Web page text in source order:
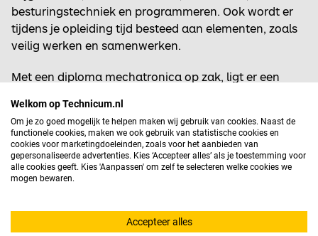
besturingstechniek en programmeren. Ook wordt er
tijdens je opleiding tijd besteed aan elementen, zoals
veilig werken en samenwerken.
Met een diploma mechatronica op zak, ligt er een
kunt aan de slag in verschillende sectoren, zoals de
lucht- en ruimtevaart, de medische sector, hightech of
de productie-industrie. Hier wachten mooie functies
op je zoals assemblagemonteur, service- en
onderhoudsmonteur of monteur technische dienst.
Ben jij klaar om specialist te worden in de technologie
van vandaag en de toekomst? Heb jij een brede
Welkom op Technicum.nl
Om je zo goed mogelijk te helpen maken wij gebruik van cookies. Naast de
functionele cookies, maken we ook gebruik van statistische cookies en
cookies voor marketingdoeleinden, zoals voor het aanbieden van
gepersonaliseerde advertenties. Kies ‘Accepteer alles’ als je toestemming voor
alle cookies geeft. Kies 'Aanpassen' om zelf te selecteren welke cookies we
mogen bewaren.
Accepteer alles